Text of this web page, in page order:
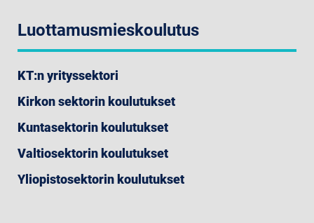
Luottamusmieskoulutus
KT:n yrityssektori
Kirkon sektorin koulutukset
Kuntasektorin koulutukset
Valtiosektorin koulutukset
Yliopistosektorin koulutukset